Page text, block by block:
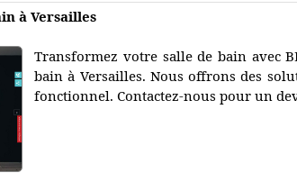
à Versailles
Transformez votre salle de bain avec
bain à Versailles. Nous offrons des
fonctionnel. Contactez-nous pour un